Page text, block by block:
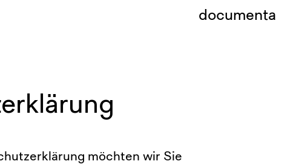
documenta
möchten wir Sie